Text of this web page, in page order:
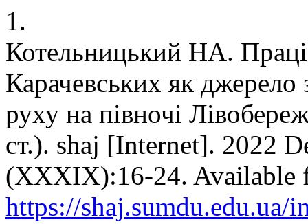
1.
Котельницький НА.
Карачевських як джерело
руху на півночі
ст.). shaj [Internet]. 2022
(XXXIX):16-24. Available
https://